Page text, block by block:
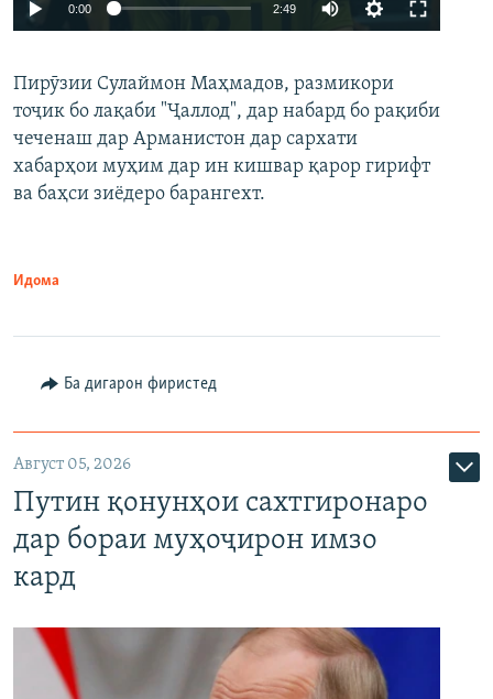
Auto 240p 360p 480p
720p 1080p
0:00 2:49
360p
480p
Пирӯзии Сулаймон Маҳмадов, размикори
тоҷик бо лақаби "Ҷаллод", дар набард бо рақиби
чеченаш дар Арманистон дар сархати
хабарҳои муҳим дар ин кишвар қарор гирифт
ва баҳси зиёдеро барангехт.
Идома
Ба дигарон фиристед
Август 05, 2026
Путин қонунҳои сахтгиронаро
дар бораи муҳоҷирон имзо
кард